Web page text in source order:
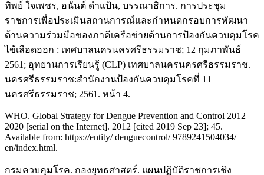
ทิพย์ ใจเพชร, อนันต์ ดำแป้น, บรรณาธิการ. การประชุม
ราชการเพื่อประเมินสถานการณ์และกำหนดกรอบการพัฒนา
ด้านความร่วมมือของภาคีเครือข่ายด้านการป้องกันควบคุมโรค
ไข้เลือดออก : เทศบาลนครนครศรีธรรมราช; 12 กุมภาพันธ์
2561; อุทยานการเรียนรู้ (CLP) เทศบาลนครนครศรีธรรมราช.
นครศรีธรรมราช:สำนักงานป้องกันควบคุมโรคที่ 11
นครศรีธรรมราช; 2561. หน้า 4.
WHO. Global Strategy for Dengue Prevention and Control 2012–
2020 [serial on the Internet]. 2012 [cited 2019 Sep 23]; 45.
Available from: https://entity/ denguecontrol/ 9789241504034/
en/index.html.
กรมควบคุมโรค. กองยุทธศาสตร์. แผนปฏิบัติราชการเชิง